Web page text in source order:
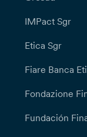
IMPact Sgr
Etica Sgr
Fiare Banca
Fondazione
Fundación